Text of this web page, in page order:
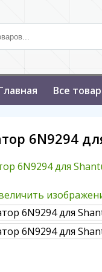
Все
6N9294